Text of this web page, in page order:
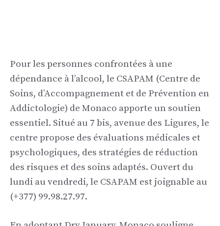
Pour les personnes confrontées à une
dépendance à l’alcool, le CSAPAM (Centre de
Soins, d’Accompagnement et de Prévention en
Addictologie) de Monaco apporte un soutien
essentiel. Situé au 7 bis, avenue des Ligures, le
centre propose des évaluations médicales et
psychologiques, des stratégies de réduction
des risques et des soins adaptés. Ouvert du
lundi au vendredi, le CSAPAM est joignable au
(+377) 99.98.27.97.